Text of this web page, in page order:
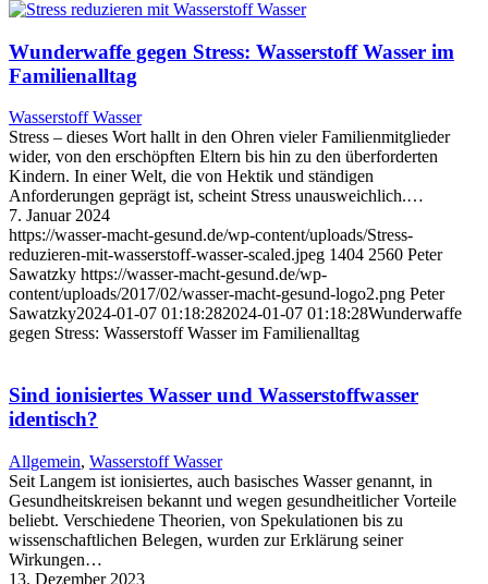
Wunderwaffe gegen Stress: Wasserstoff Wasser im
Familienalltag
Wasserstoff Wasser
Stress – dieses Wort hallt in den Ohren vieler Familienmitglieder
wider, von den erschöpften Eltern bis hin zu den überforderten
Kindern. In einer Welt, die von Hektik und ständigen
Anforderungen geprägt ist, scheint Stress unausweichlich.…
7. Januar 2024
https://wasser-macht-gesund.de/wp-content/uploads/Stress-
reduzieren-mit-wasserstoff-wasser-scaled.jpeg 1404 2560 Peter
Sawatzky https://wasser-macht-gesund.de/wp-
content/uploads/2017/02/wasser-macht-gesund-logo2.png Peter
Sawatzky2024-01-07 01:18:282024-01-07 01:18:28Wunderwaffe
gegen Stress: Wasserstoff Wasser im Familienalltag
Sind ionisiertes Wasser und Wasserstoffwasser
identisch?
Allgemein, Wasserstoff Wasser
Seit Langem ist ionisiertes, auch basisches Wasser genannt, in
Gesundheitskreisen bekannt und wegen gesundheitlicher Vorteile
beliebt. Verschiedene Theorien, von Spekulationen bis zu
wissenschaftlichen Belegen, wurden zur Erklärung seiner
Wirkungen…
13. Dezember 2023